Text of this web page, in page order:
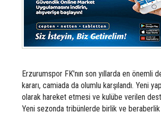
Erzurumspor FK'nın son yıllarda en önemli
kararı, camiada da olumlu karşılandı. Yeni
olarak hareket etmesi ve kulübe verilen
Yeni sezonda tribünlerde birlik ve beraberlik